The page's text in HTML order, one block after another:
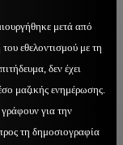
μετά από
εθελοντισμού με τη
δεν έχει
μαζικής ενημέρωσης.
γράφουν για την
τη δημοσιογραφία